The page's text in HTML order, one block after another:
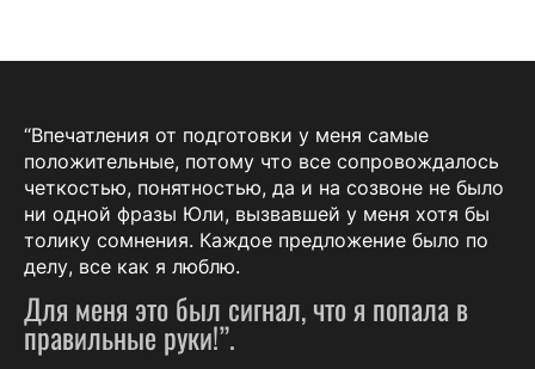
“Впечатления от подготовки у меня самые
положительные, потому что все сопровождалось
четкостью, понятностью, да и на созвоне не было
ни одной фразы Юли, вызвавшей у меня хотя бы
толику сомнения. Каждое предложение было по
делу, все как я люблю.
Для меня это был сигнал, что я попала в
правильные руки!”.